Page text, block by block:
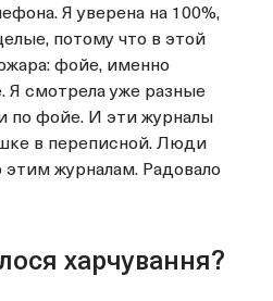
Я уверена на 100%,
потому что в этой
фойе, именно
Я смотрела уже разные
по фойе. И эти журналы
в переписной. Люди
этим журналам. Радовало
харчування?